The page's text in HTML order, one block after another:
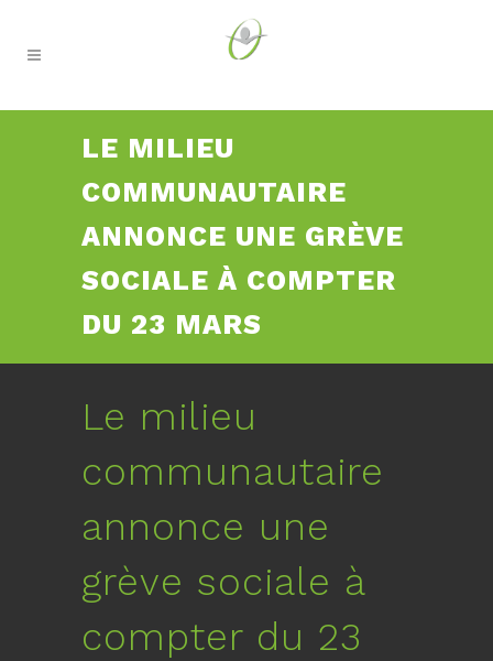
LE MILIEU
COMMUNAUTAIRE
ANNONCE UNE GRÈVE
SOCIALE À COMPTER
DU 23 MARS
Le milieu
communautaire
annonce une
grève sociale à
compter du 23